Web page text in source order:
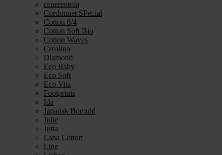
cenerentola
Cordonnet SPecial
Cotton 8/4
Cotton Soft Bio
Cotton Waves
Crealino
Diamond
Eco Baby
Eco Soft
Eco Vita
Footprints
Ida
Japansk Bomuld
Julie
Jutta
Lana Cotton
Line